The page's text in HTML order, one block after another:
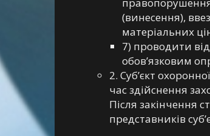
(винесення),
матеріальних
7) проводити
обов’язковим
2. Суб’єкт
час здійснення
Після закінчення
представників